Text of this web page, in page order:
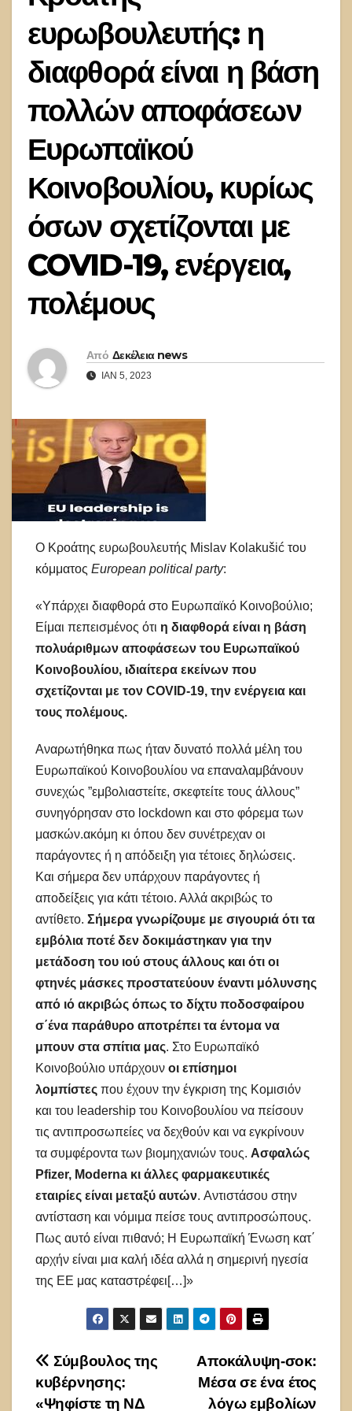
ευρωβουλευτής: η
διαφθορά είναι η βάση
πολλών αποφάσεων
Ευρωπαϊκού
Κοινοβουλίου, κυρίως
όσων σχετίζονται με
COVID-19, ενέργεια,
πολέμους
Από Δεκέλεια news
ΙΑΝ 5, 2023
Ο Κροάτης ευρωβουλευτής Mislav Kolakušić του
κόμματος European political party:
«Υπάρχει διαφθορά στο Ευρωπαϊκό Κοινοβούλιο;
Είμαι πεπεισμένος ότι η διαφθορά είναι η βάση
πολυάριθμων αποφάσεων του Ευρωπαϊκού
Κοινοβουλίου, ιδιαίτερα εκείνων που
σχετίζονται με τον COVID-19, την ενέργεια και
τους πολέμους.
Αναρωτήθηκα πως ήταν δυνατό πολλά μέλη του
Ευρωπαϊκού Κοινοβουλίου να επαναλαμβάνουν
συνεχώς ”εμβολιαστείτε, σκεφτείτε τους άλλους”
συνηγόρησαν στο lockdown και στο φόρεμα των
μασκών.ακόμη κι όπου δεν συνέτρεχαν οι
παράγοντες ή η απόδειξη για τέτοιες δηλώσεις.
Και σήμερα δεν υπάρχουν παράγοντες ή
αποδείξεις για κάτι τέτοιο. Αλλά ακριβώς το
αντίθετο. Σήμερα γνωρίζουμε με σιγουριά ότι τα
εμβόλια ποτέ δεν δοκιμάστηκαν για την
μετάδοση του ιού στους άλλους και ότι οι
φτηνές μάσκες προστατεύουν έναντι μόλυνσης
από ιό ακριβώς όπως το δίχτυ ποδοσφαίρου
σ΄ένα παράθυρο αποτρέπει τα έντομα να
μπουν στα σπίτια μας. Στο Ευρωπαϊκό
Κοινοβούλιο υπάρχουν οι επίσημοι
λομπίστες που έχουν την έγκριση της Κομισιόν
και του leadership του Κοινοβουλίου να πείσουν
τις αντιπροσωπείες να δεχθούν και να εγκρίνουν
τα συμφέροντα των βιομηχανιών τους. Ασφαλώς
Pfizer, Moderna κι άλλες φαρμακευτικές
εταιρίες είναι μεταξύ αυτών. Aντιστάσου στην
αντίσταση και νόμιμα πείσε τους αντιπροσώπους.
Πως αυτό είναι πιθανό; H Eυρωπαϊκή Ένωση κατ΄
αρχήν είναι μια καλή ιδέα αλλά η σημερινή ηγεσία
της ΕΕ μας καταστρέφει[…]»
Πλοήγηση
άρθρων
Aποκάλυψη-σοκ:
Μέσα σε ένα έτος
λόγω εμβολίων
Σύμβουλος της
κυβέρνησης:
«Ψηφίστε τη ΝΔ